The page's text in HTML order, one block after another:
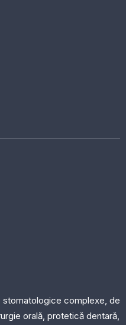
stomatologice complexe, de
orală, protetică dentară,